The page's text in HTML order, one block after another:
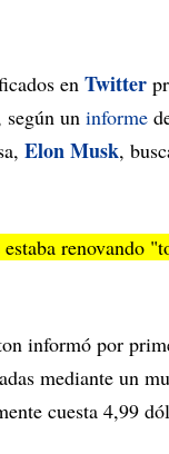
en Twitter
según un informe
Elon Musk,
renovando
informó por
mediante un
cuesta 4,99